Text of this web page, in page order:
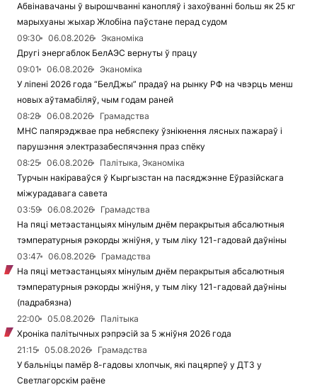
Абвінавачаны ў вырошчванні канопляў і захоўванні больш як 25 кг
марыхуаны жыхар Жлобіна паўстане перад судом
09:30
06.08.2026
Эканоміка
Другі энергаблок БелАЭС вернуты ў працу
09:01
06.08.2026
Эканоміка
У ліпені 2026 года “БелДжы” прадаў на рынку РФ на чвэрць менш
новых аўтамабіляў, чым годам раней
08:28
06.08.2026
Грамадства
МНС папярэджвае пра небяспеку ўзнікнення лясных пажараў і
парушэння электразабеспячэння праз спёку
08:25
06.08.2026
Палітыка, Эканоміка
Турчын накіраваўся ў Кыргызстан на пасяджэнне Еўразійскага
міжурадавага савета
03:59
06.08.2026
Грамадства
На пяці метэастанцыях мінулым днём перакрытыя абсалютныя
тэмпературныя рэкорды жніўня, у тым ліку 121-гадовай даўніны
03:47
06.08.2026
Грамадства
На пяці метэастанцыях мінулым днём перакрытыя абсалютныя
тэмпературныя рэкорды жніўня, у тым ліку 121-гадовай даўніны
(падрабязна)
22:00
05.08.2026
Палітыка
Хроніка палітычных рэпрэсій за 5 жніўня 2026 года
21:15
05.08.2026
Грамадства
У бальніцы памёр 8-гадовы хлопчык, які пацярпеў у ДТЗ у
Светлагорскім раёне